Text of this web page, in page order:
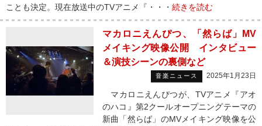
ことも決定。現在放送中のTVアニメ『・・・ 続きを読む
マカロニえんぴつ、「然らば」MV
メイキング映像公開 インタビュー
＆演技シーンの裏側など
音楽ニュース 2025年1月23日
マカロニえんぴつが、TVアニメ『アオ
のハコ』第2クールオープニングテーマの
新曲「然らば」のMVメイキング映像を公